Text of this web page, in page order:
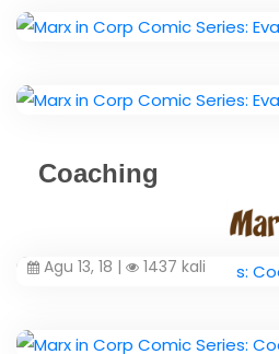
Coaching
Agu 13, 18 | 1437 kali